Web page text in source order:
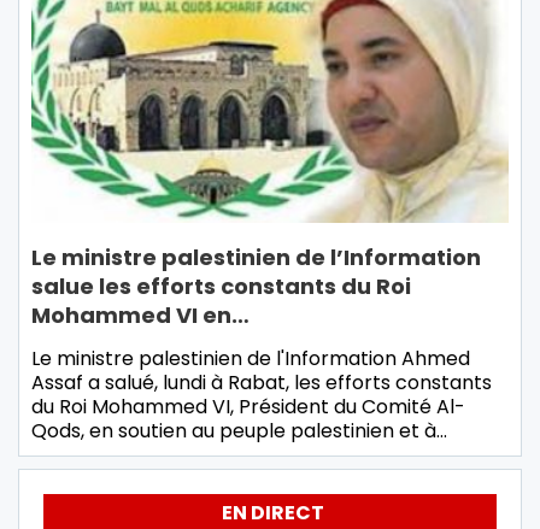
Le ministre palestinien de l’Information
salue les efforts constants du Roi
Mohammed VI en…
Le ministre palestinien de l'Information Ahmed
Assaf a salué, lundi à Rabat, les efforts constants
du Roi Mohammed VI, Président du Comité Al-
Qods, en soutien au peuple palestinien et à…
EN DIRECT